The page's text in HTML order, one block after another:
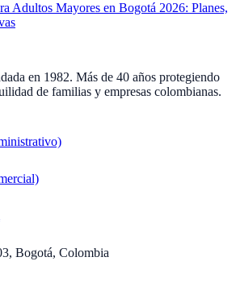
Adultos Mayores en Bogotá 2026: Planes,
en 1982. Más de 40 años protegiendo
de familias y empresas colombianas.
Bogotá, Colombia